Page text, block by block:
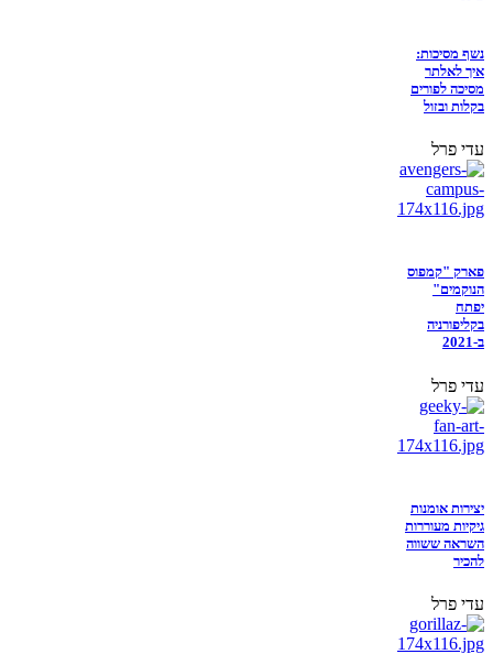
נשף מסיכות:
איך לאלתר
מסיכה לפורים
בקלות ובזול
עדי פרל
פארק "קמפוס
הנוקמים"
יפתח
בקליפורניה
ב-2021
עדי פרל
יצירות אומנות
גיקיות מעוררות
השראה ששווה
להכיר
עדי פרל